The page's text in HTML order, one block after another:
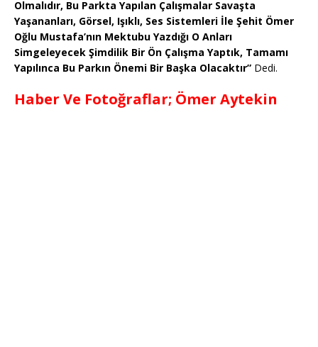
Olmalıdır, Bu Parkta Yapılan Çalışmalar Savaşta
Yaşananları, Görsel, Işıklı, Ses Sistemleri İle Şehit Ömer
Oğlu Mustafa’nın Mektubu Yazdığı O Anları
Simgeleyecek Şimdilik Bir Ön Çalışma Yaptık, Tamamı
Yapılınca Bu Parkın Önemi Bir Başka Olacaktır” Dedi.
Haber Ve Fotoğraflar; Ömer Aytekin